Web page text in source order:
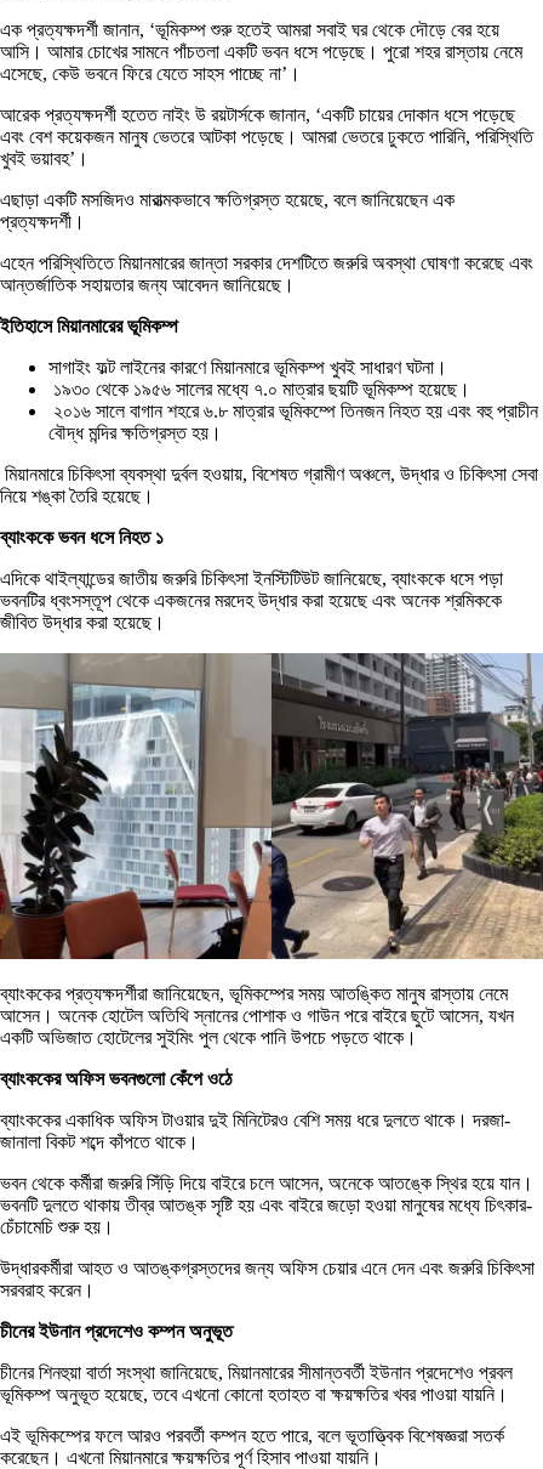
এক প্রত্যক্ষদর্শী জানান, ‘ভূমিকম্প শুরু হতেই আমরা সবাই ঘর থেকে দৌড়ে বের হয়ে
আসি। আমার চোখের সামনে পাঁচতলা একটি ভবন ধসে পড়েছে। পুরো শহর রাস্তায় নেমে
এসেছে, কেউ ভবনে ফিরে যেতে সাহস পাচ্ছে না’।
আরেক প্রত্যক্ষদর্শী হতেত নাইং উ রয়টার্সকে জানান, ‘একটি চায়ের দোকান ধসে পড়েছে
এবং বেশ কয়েকজন মানুষ ভেতরে আটকা পড়েছে। আমরা ভেতরে ঢুকতে পারিনি, পরিস্থিতি
খুবই ভয়াবহ’।
এছাড়া একটি মসজিদও মারাত্মকভাবে ক্ষতিগ্রস্ত হয়েছে, বলে জানিয়েছেন এক
প্রত্যক্ষদর্শী।
এহেন পরিস্থিতিতে মিয়ানমারের জান্তা সরকার দেশটিতে জরুরি অবস্থা ঘোষণা করেছে এবং
আন্তর্জাতিক সহায়তার জন্য আবেদন জানিয়েছে।
ইতিহাসে মিয়ানমারের ভূমিকম্প
সাগাইং ফল্ট লাইনের কারণে মিয়ানমারে ভূমিকম্প খুবই সাধারণ ঘটনা।
১৯৩০ থেকে ১৯৫৬ সালের মধ্যে ৭.০ মাত্রার ছয়টি ভূমিকম্প হয়েছে।
২০১৬ সালে বাগান শহরে ৬.৮ মাত্রার ভূমিকম্পে তিনজন নিহত হয় এবং বহু প্রাচীন
বৌদ্ধ মন্দির ক্ষতিগ্রস্ত হয়।
মিয়ানমারে চিকিৎসা ব্যবস্থা দুর্বল হওয়ায়, বিশেষত গ্রামীণ অঞ্চলে, উদ্ধার ও চিকিৎসা সেবা
নিয়ে শঙ্কা তৈরি হয়েছে।
ব্যাংককে ভবন ধসে নিহত ১
এদিকে থাইল্যান্ডের জাতীয় জরুরি চিকিৎসা ইনস্টিটিউট জানিয়েছে, ব্যাংককে ধসে পড়া
ভবনটির ধ্বংসস্তূপ থেকে একজনের মরদেহ উদ্ধার করা হয়েছে এবং অনেক শ্রমিককে
জীবিত উদ্ধার করা হয়েছে।
ব্যাংককের প্রত্যক্ষদর্শীরা জানিয়েছেন, ভূমিকম্পের সময় আতঙ্কিত মানুষ রাস্তায় নেমে
আসেন। অনেক হোটেল অতিথি স্নানের পোশাক ও গাউন পরে বাইরে ছুটে আসেন, যখন
একটি অভিজাত হোটেলের সুইমিং পুল থেকে পানি উপচে পড়তে থাকে।
ব্যাংককের অফিস ভবনগুলো কেঁপে ওঠে
ব্যাংককের একাধিক অফিস টাওয়ার দুই মিনিটেরও বেশি সময় ধরে দুলতে থাকে। দরজা-
জানালা বিকট শব্দে কাঁপতে থাকে।
ভবন থেকে কর্মীরা জরুরি সিঁড়ি দিয়ে বাইরে চলে আসেন, অনেকে আতঙ্কে স্থির হয়ে যান।
ভবনটি দুলতে থাকায় তীব্র আতঙ্ক সৃষ্টি হয় এবং বাইরে জড়ো হওয়া মানুষের মধ্যে চিৎকার-
চেঁচামেচি শুরু হয়।
উদ্ধারকর্মীরা আহত ও আতঙ্কগ্রস্তদের জন্য অফিস চেয়ার এনে দেন এবং জরুরি চিকিৎসা
সরবরাহ করেন।
চীনের ইউনান প্রদেশেও কম্পন অনুভূত
চীনের শিনহুয়া বার্তা সংস্থা জানিয়েছে, মিয়ানমারের সীমান্তবর্তী ইউনান প্রদেশেও প্রবল
ভূমিকম্প অনুভূত হয়েছে, তবে এখনো কোনো হতাহত বা ক্ষয়ক্ষতির খবর পাওয়া যায়নি।
এই ভূমিকম্পের ফলে আরও পরবর্তী কম্পন হতে পারে, বলে ভূতাত্ত্বিক বিশেষজ্ঞরা সতর্ক
করেছেন। এখনো মিয়ানমারে ক্ষয়ক্ষতির পূর্ণ হিসাব পাওয়া যায়নি।